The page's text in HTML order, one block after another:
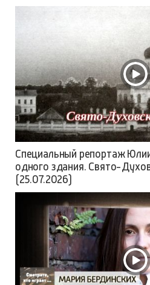
Специальный репортаж
одного здания. Свято-
(25.07.2026)